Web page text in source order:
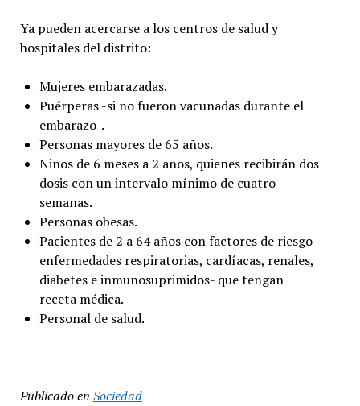
Ya pueden acercarse a los centros de salud y
hospitales del distrito:
Mujeres embarazadas.
Puérperas -si no fueron vacunadas durante el
embarazo-.
Personas mayores de 65 años.
Niños de 6 meses a 2 años, quienes recibirán dos
dosis con un intervalo mínimo de cuatro
semanas.
Personas obesas.
Pacientes de 2 a 64 años con factores de riesgo -
enfermedades respiratorias, cardíacas, renales,
diabetes e inmunosuprimidos- que tengan
receta médica.
Personal de salud.
Publicado en Sociedad